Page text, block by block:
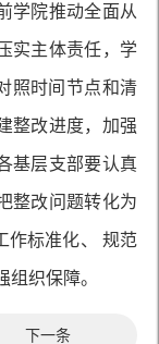
学院推动全面从
实主体责任，学
照时间节点和清
整改进度，加强
基层支部要认真
整改问题转化为
作标准化、 规范
织保障。
下一条